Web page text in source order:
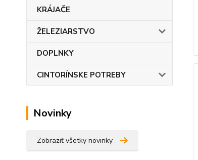
KRÁJAČE
ŽELEZIARSTVO
DOPLNKY
CINTORÍNSKE POTREBY
Novinky
Zobraziť všetky novinky